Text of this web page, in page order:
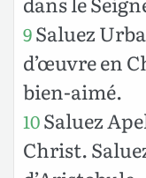
9Saluez
d’œuvre en
bien-aimé.
10Saluez
Christ.